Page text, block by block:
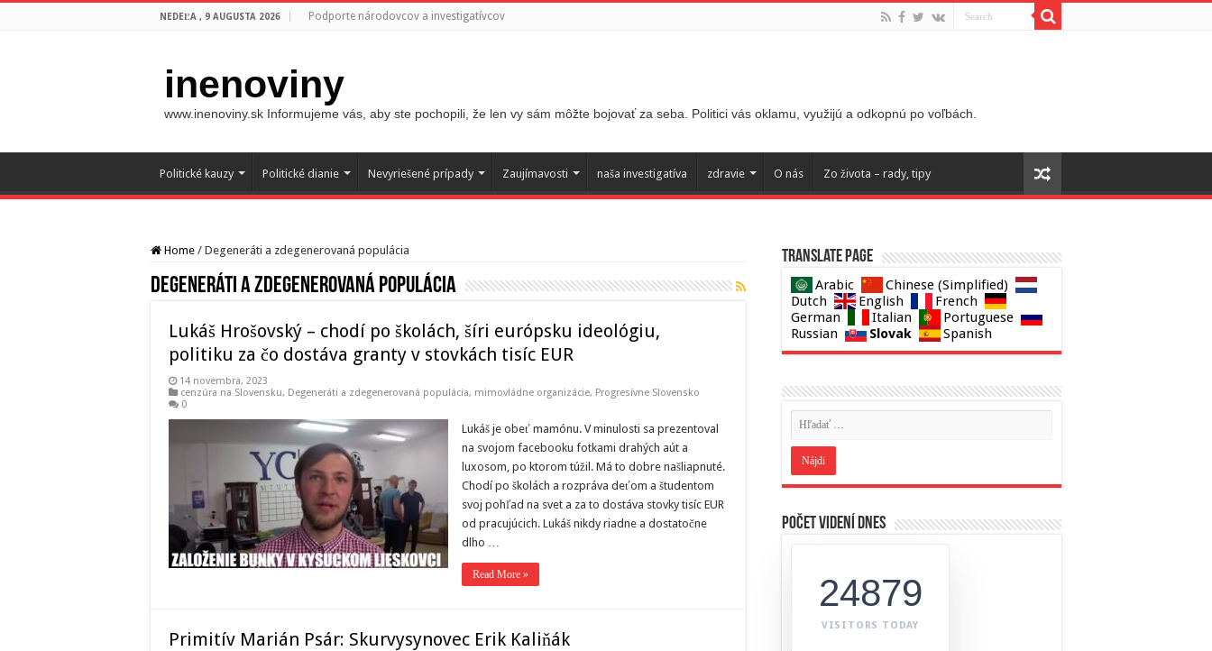
NEDEĽA , 9 AUGUSTA 2026 Podporte národovcov a investigatívcov
inenoviny
www.inenoviny.sk Informujeme vás, aby ste pochopili, že len vy sám môžte bojovať za seba. Politici vás oklamu, využijú a odkopnú po voľbách.
Politické kauzy Politické dianie Nevyriešené prípady Zaujímavosti naša investigatíva zdravie O nás Zo života – rady, tipy
Home / Degeneráti a zdegenerovaná populácia
Degeneráti a zdegenerovaná populácia
Lukáš Hrošovský – chodí po školách, šíri európsku ideológiu,
politiku za čo dostáva granty v stovkách tisíc EUR
14 novembra, 2023
cenzúra na Slovensku, Degeneráti a zdegenerovaná populácia, mimovládne organizácie, Progresívne Slovensko
0
Lukáš je obeť mamónu. V minulosti sa prezentoval
na svojom facebooku fotkami drahých aút a
luxosom, po ktorom túžil. Má to dobre našliapnuté.
Chodí po školách a rozpráva deťom a študentom
svoj pohľad na svet a za to dostáva stovky tisíc EUR
od pracujúcich. Lukáš nikdy riadne a dostatočne
dlho …
Read More »
Primitív Marián Psár: Skurvysynovec Erik Kaliňák
Translate page
Arabic
Chinese (Simplified)
Dutch
English
French
German
Italian
Portuguese
Russian
Slovak Spanish
Počet videní dnes
24879
VISITORS TODAY